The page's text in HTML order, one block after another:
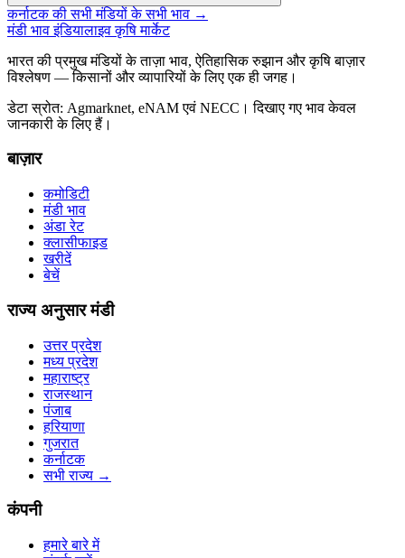
कर्नाटक की सभी मंडियों के सभी भाव →
मंडी भाव इंडियालाइव कृषि मार्केट
भारत की प्रमुख मंडियों के ताज़ा भाव, ऐतिहासिक रुझान और कृषि बाज़ार
विश्लेषण — किसानों और व्यापारियों के लिए एक ही जगह।
डेटा स्रोत: Agmarknet, eNAM एवं NECC। दिखाए गए भाव केवल
जानकारी के लिए हैं।
बाज़ार
कमोडिटी
मंडी भाव
अंडा रेट
क्लासीफाइड
खरीदें
बेचें
राज्य अनुसार मंडी
उत्तर प्रदेश
मध्य प्रदेश
महाराष्ट्र
राजस्थान
पंजाब
हरियाणा
गुजरात
कर्नाटक
सभी राज्य →
कंपनी
हमारे बारे में